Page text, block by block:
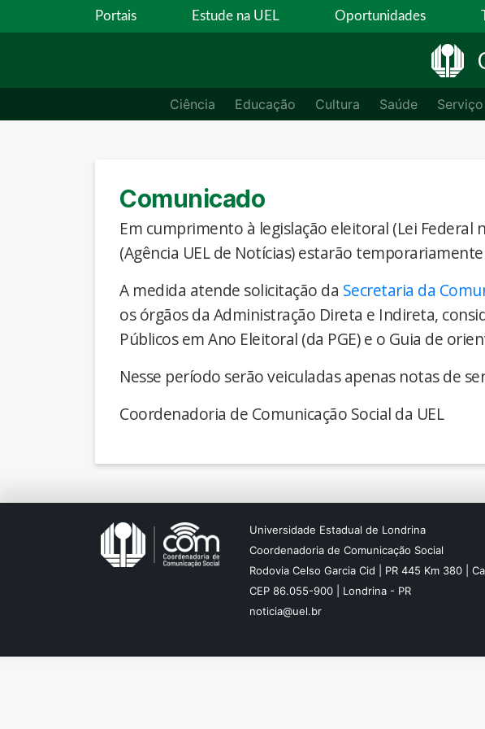
Portais Estude na UEL Oportunidades
Ciência Educação Cultura Saúde Serviço
Comunicado
Em cumprimento à legislação eleitoral (Lei Federal
(Agência UEL de Notícias) estarão
A medida atende solicitação da Secretaria da
os órgãos da Administração Direta e Indireta,
Públicos em Ano Eleitoral (da PGE) e o Guia de
Nesse período serão veiculadas apenas notas de
Coordenadoria de Comunicação Social da UEL
Universidade Estadual de Londrina
Coordenadoria de Comunicação Social
Rodovia Celso Garcia Cid | PR 445 Km 380 |
CEP 86.055-900 | Londrina - PR
noticia@uel.br